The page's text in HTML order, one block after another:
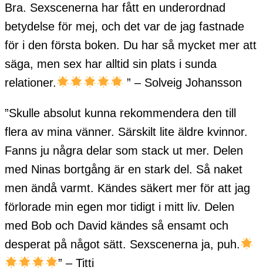
Bra. Sexscenerna har fått en underordnad
betydelse för mej, och det var de jag fastnade
för i den första boken. Du har så mycket mer att
säga, men sex har alltid sin plats i sunda
relationer.
” – Solveig Johansson
”Skulle absolut kunna rekommendera den till
flera av mina vänner. Särskilt lite äldre kvinnor.
Fanns ju några delar som stack ut mer. Delen
med Ninas bortgång är en stark del. Så naket
men ändå varmt. Kändes säkert mer för att jag
förlorade min egen mor tidigt i mitt liv. Delen
med Bob och David kändes så ensamt och
desperat på något sätt. Sexscenerna ja, puh.
” – Titti